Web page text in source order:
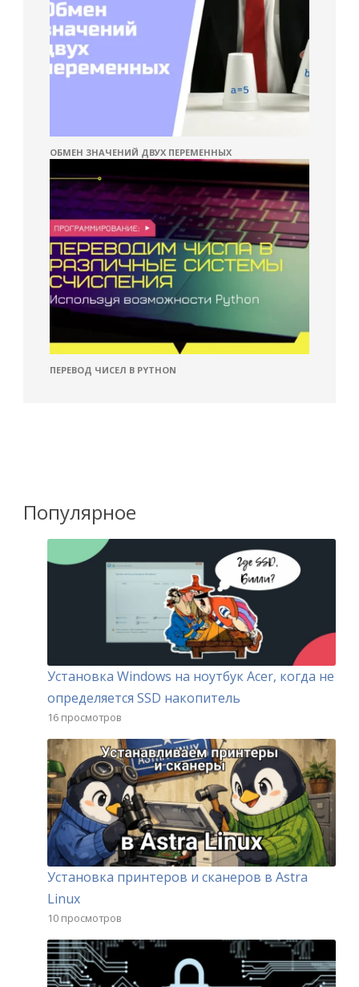
ОБМЕН ЗНАЧЕНИЙ ДВУХ ПЕРЕМЕННЫХ
ПЕРЕВОД ЧИСЕЛ В PYTHON
Популярное
Установка Windows на ноутбук Acer, когда не
определяется SSD накопитель
16 просмотров
Установка принтеров и сканеров в Astra
Linux
10 просмотров